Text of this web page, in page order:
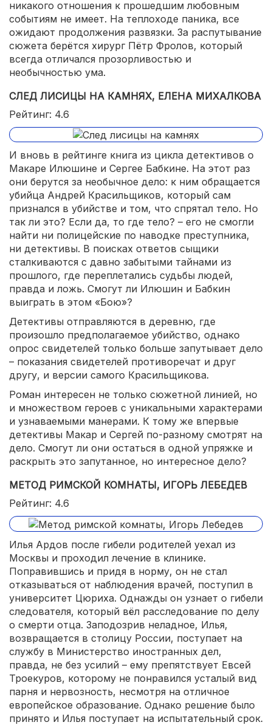
никакого отношения к прошедшим любовным
событиям не имеет. На теплоходе паника, все
ожидают продолжения развязки. За распутывание
сюжета берётся хирург Пётр Фролов, который
всегда отличался прозорливостью и
необычностью ума.
СЛЕД ЛИСИЦЫ НА КАМНЯХ, ЕЛЕНА МИХАЛКОВА
Рейтинг: 4.6
И вновь в рейтинге книга из цикла детективов о
Макаре Илюшине и Сергее Бабкине. На этот раз
они берутся за необычное дело: к ним обращается
убийца Андрей Красильщиков, который сам
признался в убийстве и том, что спрятал тело. Но
так ли это? Если да, то где тело? – его не смогли
найти ни полицейские по наводке преступника,
ни детективы. В поисках ответов сыщики
сталкиваются с давно забытыми тайнами из
прошлого, где переплетались судьбы людей,
правда и ложь. Смогут ли Илюшин и Бабкин
выиграть в этом «Бою»?
Детективы отправляются в деревню, где
произошло предполагаемое убийство, однако
опрос свидетелей только больше запутывает дело
– показания свидетелей противоречат и друг
другу, и версии самого Красильщикова.
Роман интересен не только сюжетной линией, но
и множеством героев с уникальными характерами
и узнаваемыми манерами. К тому же впервые
детективы Макар и Сергей по-разному смотрят на
дело. Смогут ли они остаться в одной упряжке и
раскрыть это запутанное, но интересное дело?
МЕТОД РИМСКОЙ КОМНАТЫ, ИГОРЬ ЛЕБЕДЕВ
Рейтинг: 4.6
Илья Ардов после гибели родителей уехал из
Москвы и проходил лечение в клинике.
Поправившись и придя в норму, он не стал
отказываться от наблюдения врачей, поступил в
университет Цюриха. Однажды он узнает о гибели
следователя, который вёл расследование по делу
о смерти отца. Заподозрив неладное, Илья,
возвращается в столицу России, поступает на
службу в Министерство иностранных дел,
правда, не без усилий – ему препятствует Евсей
Троекуров, которому не понравился усталый вид
парня и нервозность, несмотря на отличное
европейское образование. Однако решение было
принято и Илья поступает на испытательный срок.